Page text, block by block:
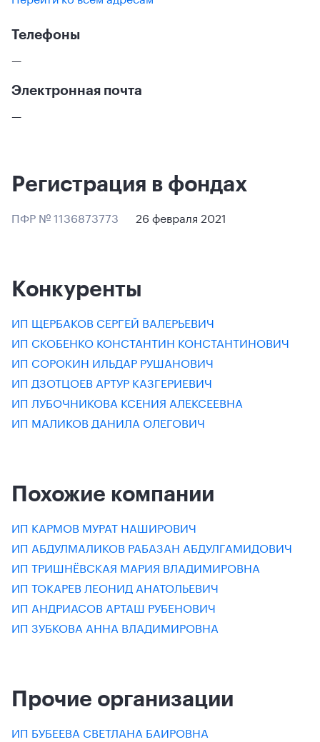
Телефоны
—
Электронная почта
—
Регистрация в фондах
ПФР № 1136873773 26 февраля 2021
Конкуренты
ИП ЩЕРБАКОВ СЕРГЕЙ ВАЛЕРЬЕВИЧ
ИП СКОБЕНКО КОНСТАНТИН КОНСТАНТИНОВИЧ
ИП СОРОКИН ИЛЬДАР РУШАНОВИЧ
ИП ДЗОТЦОЕВ АРТУР КАЗГЕРИЕВИЧ
ИП ЛУБОЧНИКОВА КСЕНИЯ АЛЕКСЕЕВНА
ИП МАЛИКОВ ДАНИЛА ОЛЕГОВИЧ
Похожие компании
ИП КАРМОВ МУРАТ НАШИРОВИЧ
ИП АБДУЛМАЛИКОВ РАБАЗАН АБДУЛГАМИДОВИЧ
ИП ТРИШНЁВСКАЯ МАРИЯ ВЛАДИМИРОВНА
ИП ТОКАРЕВ ЛЕОНИД АНАТОЛЬЕВИЧ
ИП АНДРИАСОВ АРТАШ РУБЕНОВИЧ
ИП ЗУБКОВА АННА ВЛАДИМИРОВНА
Прочие организации
ИП БУБЕЕВА СВЕТЛАНА БАИРОВНА